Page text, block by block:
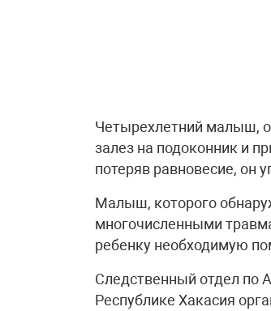
Четырехлетний малыш,
залез на подоконник и
потеряв равновесие, он
Малыш, которого
многочисленными
ребенку необходимую
Следственный отдел по
Республике Хакасия